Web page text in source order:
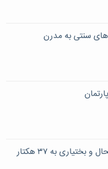
های سنتی به مدرن
به ۳۷ هکتار